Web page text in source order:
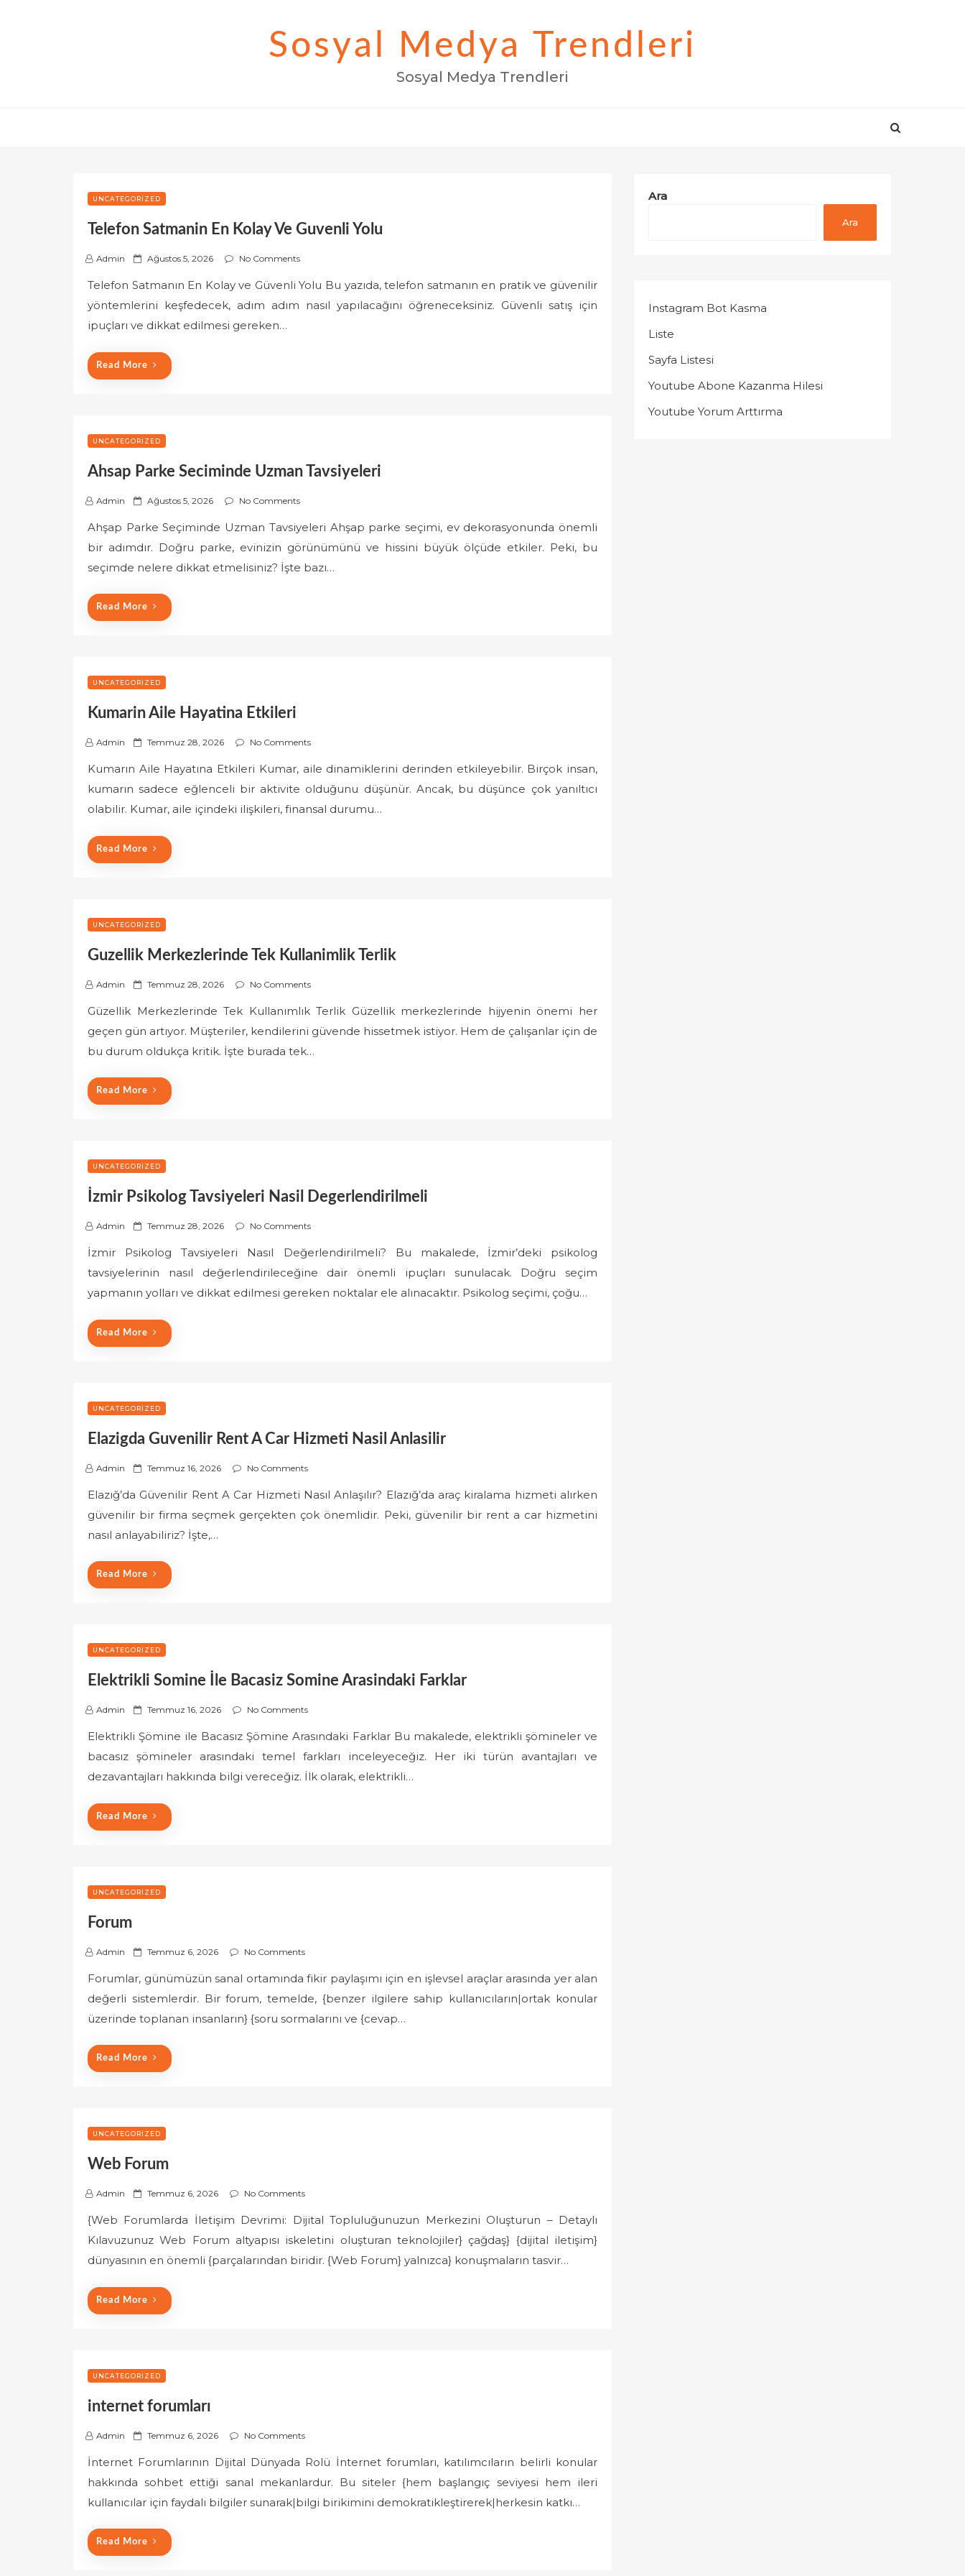
Sosyal Medya Trendleri
Sosyal Medya Trendleri
UNCATEGORIZED
Telefon Satmanin En Kolay Ve Guvenli Yolu
Admin
P
s
t
e
o
n
Ağustos 5, 2026 No Comments
Telefon Satmanın En Kolay ve Güvenli Yolu Bu yazıda, telefon satmanın en pratik ve güvenilir
yöntemlerini keşfedecek, adım adım nasıl yapılacağını öğreneceksiniz. Güvenli satış için
ipuçları ve dikkat edilmesi gereken…
Read More
UNCATEGORIZED
Ahsap Parke Seciminde Uzman Tavsiyeleri
Admin
P
s
t
o
n
Ağustos 5, 2026 No Comments
Ahşap Parke Seçiminde Uzman Tavsiyeleri Ahşap parke seçimi, ev dekorasyonunda önemli
bir adımdır. Doğru parke, evinizin görünümünü ve hissini büyük ölçüde etkiler. Peki, bu
seçimde nelere dikkat etmelisiniz? İşte bazı…
Read More
UNCATEGORIZED
Kumarin Aile Hayatina Etkileri
Admin
P
s
t
e
o
n
Temmuz 28, 2026 No Comments
Kumarın Aile Hayatına Etkileri Kumar, aile dinamiklerini derinden etkileyebilir. Birçok insan,
kumarın sadece eğlenceli bir aktivite olduğunu düşünür. Ancak, bu düşünce çok yanıltıcı
olabilir. Kumar, aile içindeki ilişkileri, finansal durumu…
Read More
UNCATEGORIZED
Guzellik Merkezlerinde Tek Kullanimlik Terlik
Admin
P
s
t
o
n
Temmuz 28, 2026 No Comments
Güzellik Merkezlerinde Tek Kullanımlık Terlik Güzellik merkezlerinde hijyenin önemi her
geçen gün artıyor. Müşteriler, kendilerini güvende hissetmek istiyor. Hem de çalışanlar için de
bu durum oldukça kritik. İşte burada tek…
Read More
UNCATEGORIZED
İzmir Psikolog Tavsiyeleri Nasil Degerlendirilmeli
Admin
P
s
t
e
o
n
Temmuz 28, 2026 No Comments
İzmir Psikolog Tavsiyeleri Nasıl Değerlendirilmeli? Bu makalede, İzmir’deki psikolog
tavsiyelerinin nasıl değerlendirileceğine dair önemli ipuçları sunulacak. Doğru seçim
yapmanın yolları ve dikkat edilmesi gereken noktalar ele alınacaktır. Psikolog seçimi, çoğu…
Read More
UNCATEGORIZED
Elazigda Guvenilir Rent A Car Hizmeti Nasil Anlasilir
Admin
P
s
t
o
n
Temmuz 16, 2026 No Comments
Elazığ’da Güvenilir Rent A Car Hizmeti Nasıl Anlaşılır? Elazığ’da araç kiralama hizmeti alırken
güvenilir bir firma seçmek gerçekten çok önemlidir. Peki, güvenilir bir rent a car hizmetini
nasıl anlayabiliriz? İşte,…
Read More
UNCATEGORIZED
Elektrikli Somine İle Bacasiz Somine Arasindaki Farklar
Admin
P
s
t
e
o
n
Temmuz 16, 2026 No Comments
Elektrikli Şömine ile Bacasız Şömine Arasındaki Farklar Bu makalede, elektrikli şömineler ve
bacasız şömineler arasındaki temel farkları inceleyeceğiz. Her iki türün avantajları ve
dezavantajları hakkında bilgi vereceğiz. İlk olarak, elektrikli…
Read More
UNCATEGORIZED
Forum
Admin
P
t
e
o
n
Temmuz 6, 2026 No Comments
Forumlar, günümüzün sanal ortamında fikir paylaşımı için en işlevsel araçlar arasında yer alan
değerli sistemlerdir. Bir forum, temelde, {benzer ilgilere sahip kullanıcıların|ortak konular
üzerinde toplanan insanların} {soru sormalarını ve {cevap…
Read More
UNCATEGORIZED
Web Forum
Admin
P
s
t
e
o
n
Temmuz 6, 2026 No Comments
{Web Forumlarda İletişim Devrimi: Dijital Topluluğunuzun Merkezini Oluşturun – Detaylı
Kılavuzunuz Web Forum altyapısı iskeletini oluşturan teknolojiler} çağdaş} {dijital iletişim}
dünyasının en önemli {parçalarından biridir. {Web Forum} yalnızca} konuşmaların tasvir…
Read More
UNCATEGORIZED
internet forumları
Admin
P
s
o
n
Temmuz 6, 2026 No Comments
İnternet Forumlarının Dijital Dünyada Rolü İnternet forumları, katılımcıların belirli konular
hakkında sohbet ettiği sanal mekanlardur. Bu siteler {hem başlangıç seviyesi hem ileri
kullanıcılar için faydalı bilgiler sunarak|bilgi birikimini demokratikleştirerek|herkesin katkı…
Read More
Ara
Ara
Instagram Bot Kasma
Liste
Sayfa Listesi
Youtube Abone Kazanma Hilesi
Youtube Yorum Arttırma